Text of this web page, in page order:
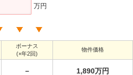
万円
ボーナス
(×年2回)
物件価格
－ 1,890万円